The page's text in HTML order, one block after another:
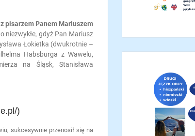
pisarzem Panem Mariuszem
niezwykłe, gdyż Pan Mariusz
Łokietka (dwukrotnie –
Habsburga z Wawelu,
na Śląsk, Stanisława
)
sukcesywnie przenosił się na